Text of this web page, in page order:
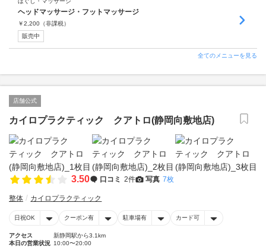
ヘッドマッサージ・フットマッサージ
￥2,200 （非課税）
販売中
全てのメニューを見る
店舗公式
カイロプラクティック クアトロ(静岡向敷地店)
3.50 口コミ 2件 写真 7枚
整体 カイロプラクティック
日祝OK クーポン有 駐車場有 カード可
アクセス
新静岡駅から3.1km
本日の営業状況 10:00〜20:00